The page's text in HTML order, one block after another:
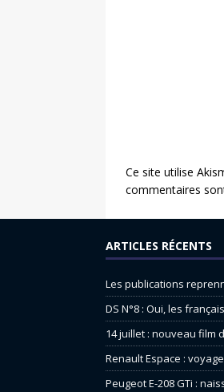
Ce site utilise
commentaires
ARTICLES RÉCENTS
Les publications
DS N°8 : Oui, les
14 juillet : nouveau film
Renault Espace :
Peugeot E-208 GTi :